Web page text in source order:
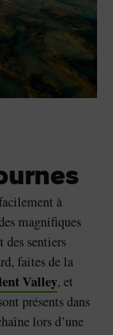
à
magnifiques
des sentiers
faites de la
Valley, et
présents dans
lors d’une